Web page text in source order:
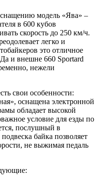
модель «Ява» –
в 600 кубов
скорость до 250 км/ч.
легко и
это отличное
и внешне 660 Sportard
нежели
свои особенности:
оснащена электронной
обладает высокой
условие для езды по
послушный в
байка позволяет
не выжимая педаль